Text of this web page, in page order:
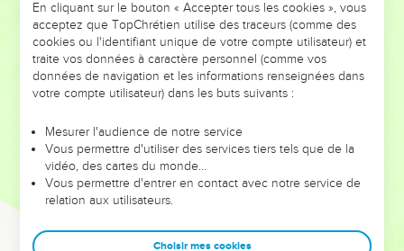
DE L’ANNÉE !
ET SI LEURS ERREURS POUVAIENT VOUS ÉVITER LES
VOTRES ?
leur foi ou leur vision. Mais on voit moins les doutes, les erreurs
et les saisons difficiles qu'ils ont traversés, alors même que ce
sont elles qui les ont façonnés.
Dans cette conférence, leaders, entrepreneurs, et responsables
clés pour avancer avec plus de sagesse afin que leurs erreurs
En cliquant sur le bouton « Accepter tous les cookies », vous
acceptez que TopChrétien utilise des traceurs (comme des
cookies ou l'identifiant unique de votre compte utilisateur) et
traite vos données à caractère personnel (comme vos
données de navigation et les informations renseignées dans
votre compte utilisateur) dans les buts suivants :
Mesurer l'audience de notre service
Vous permettre d'utiliser des services tiers tels que de la
vidéo, des cartes du monde…
Vous permettre d'entrer en contact avec notre service de
relation aux utilisateurs.
Choisir mes cookies